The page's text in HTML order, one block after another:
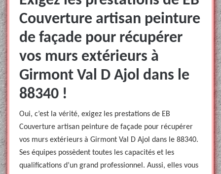
Couverture artisan peinture
de façade pour récupérer
vos murs extérieurs à
Girmont Val D Ajol dans le
88340 !
Oui, c’est la vérité, exigez les prestations de EB
Couverture artisan peinture de façade pour récupérer
vos murs extérieurs à Girmont Val D Ajol dans le 88340.
Ses équipes possèdent toutes les capacités et les
qualifications d’un grand professionnel. Aussi, elles vous